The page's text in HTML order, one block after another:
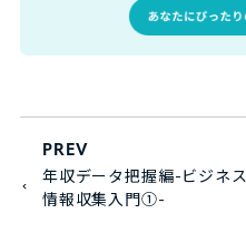
PREV
年収データ把握編-ビジネス
情報収集入門①-